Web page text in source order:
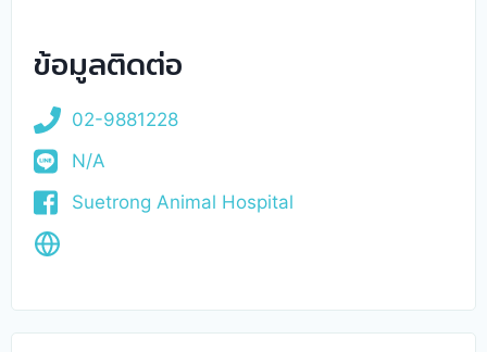
ข้อมูลติดต่อ
02-9881228
N/A
Suetrong Animal Hospital